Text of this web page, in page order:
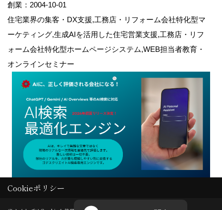
創業：2004-10-01
住宅業界の集客・DX支援,工務店・リフォーム会社特化型マ
ーケティング,生成AIを活用した住宅営業支援,工務店・リフ
ォーム会社特化型ホームページシステム,WEB担当者教育・
オンラインセミナー
Cookieポリシー